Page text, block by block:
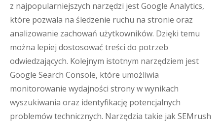
z najpopularniejszych narzędzi jest Google Analytics,
które pozwala na śledzenie ruchu na stronie oraz
analizowanie zachowań użytkowników. Dzięki temu
można lepiej dostosować treści do potrzeb
odwiedzających. Kolejnym istotnym narzędziem jest
Google Search Console, które umożliwia
monitorowanie wydajności strony w wynikach
wyszukiwania oraz identyfikację potencjalnych
problemów technicznych. Narzędzia takie jak SEMrush